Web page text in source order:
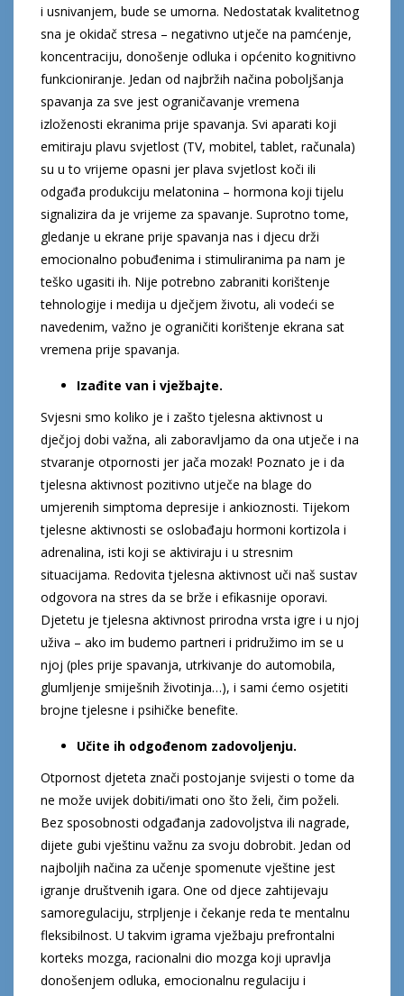
i usnivanjem, bude se umorna. Nedostatak kvalitetnog
sna je okidač stresa – negativno utječe na pamćenje,
koncentraciju, donošenje odluka i općenito kognitivno
funkcioniranje. Jedan od najbržih načina poboljšanja
spavanja za sve jest ograničavanje vremena
izloženosti ekranima prije spavanja. Svi aparati koji
emitiraju plavu svjetlost (TV, mobitel, tablet, računala)
su u to vrijeme opasni jer plava svjetlost koči ili
odgađa produkciju melatonina – hormona koji tijelu
signalizira da je vrijeme za spavanje. Suprotno tome,
gledanje u ekrane prije spavanja nas i djecu drži
emocionalno pobuđenima i stimuliranima pa nam je
teško ugasiti ih. Nije potrebno zabraniti korištenje
tehnologije i medija u dječjem životu, ali vodeći se
navedenim, važno je ograničiti korištenje ekrana sat
vremena prije spavanja.
Izađite van i vježbajte.
Svjesni smo koliko je i zašto tjelesna aktivnost u
dječjoj dobi važna, ali zaboravljamo da ona utječe i na
stvaranje otpornosti jer jača mozak! Poznato je i da
tjelesna aktivnost pozitivno utječe na blage do
umjerenih simptoma depresije i ankioznosti. Tijekom
tjelesne aktivnosti se oslobađaju hormoni kortizola i
adrenalina, isti koji se aktiviraju i u stresnim
situacijama. Redovita tjelesna aktivnost uči naš sustav
odgovora na stres da se brže i efikasnije oporavi.
Djetetu je tjelesna aktivnost prirodna vrsta igre i u njoj
uživa – ako im budemo partneri i pridružimo im se u
njoj (ples prije spavanja, utrkivanje do automobila,
glumljenje smiješnih životinja…), i sami ćemo osjetiti
brojne tjelesne i psihičke benefite.
Učite ih odgođenom zadovoljenju.
Otpornost djeteta znači postojanje svijesti o tome da
ne može uvijek dobiti/imati ono što želi, čim poželi.
Bez sposobnosti odgađanja zadovoljstva ili nagrade,
dijete gubi vještinu važnu za svoju dobrobit. Jedan od
najboljih načina za učenje spomenute vještine jest
igranje društvenih igara. One od djece zahtijevaju
samoregulaciju, strpljenje i čekanje reda te mentalnu
fleksibilnost. U takvim igrama vježbaju prefrontalni
korteks mozga, racionalni dio mozga koji upravlja
donošenjem odluka, emocionalnu regulaciju i